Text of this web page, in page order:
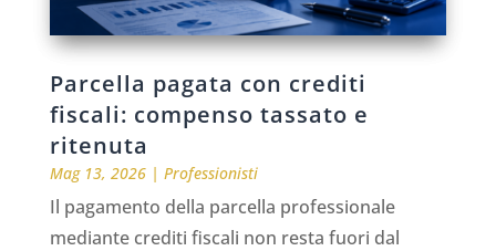
Parcella pagata con crediti
fiscali: compenso tassato e
ritenuta
Mag 13, 2026| Professionisti
Il pagamento della parcella professionale
mediante crediti fiscali non resta fuori dal